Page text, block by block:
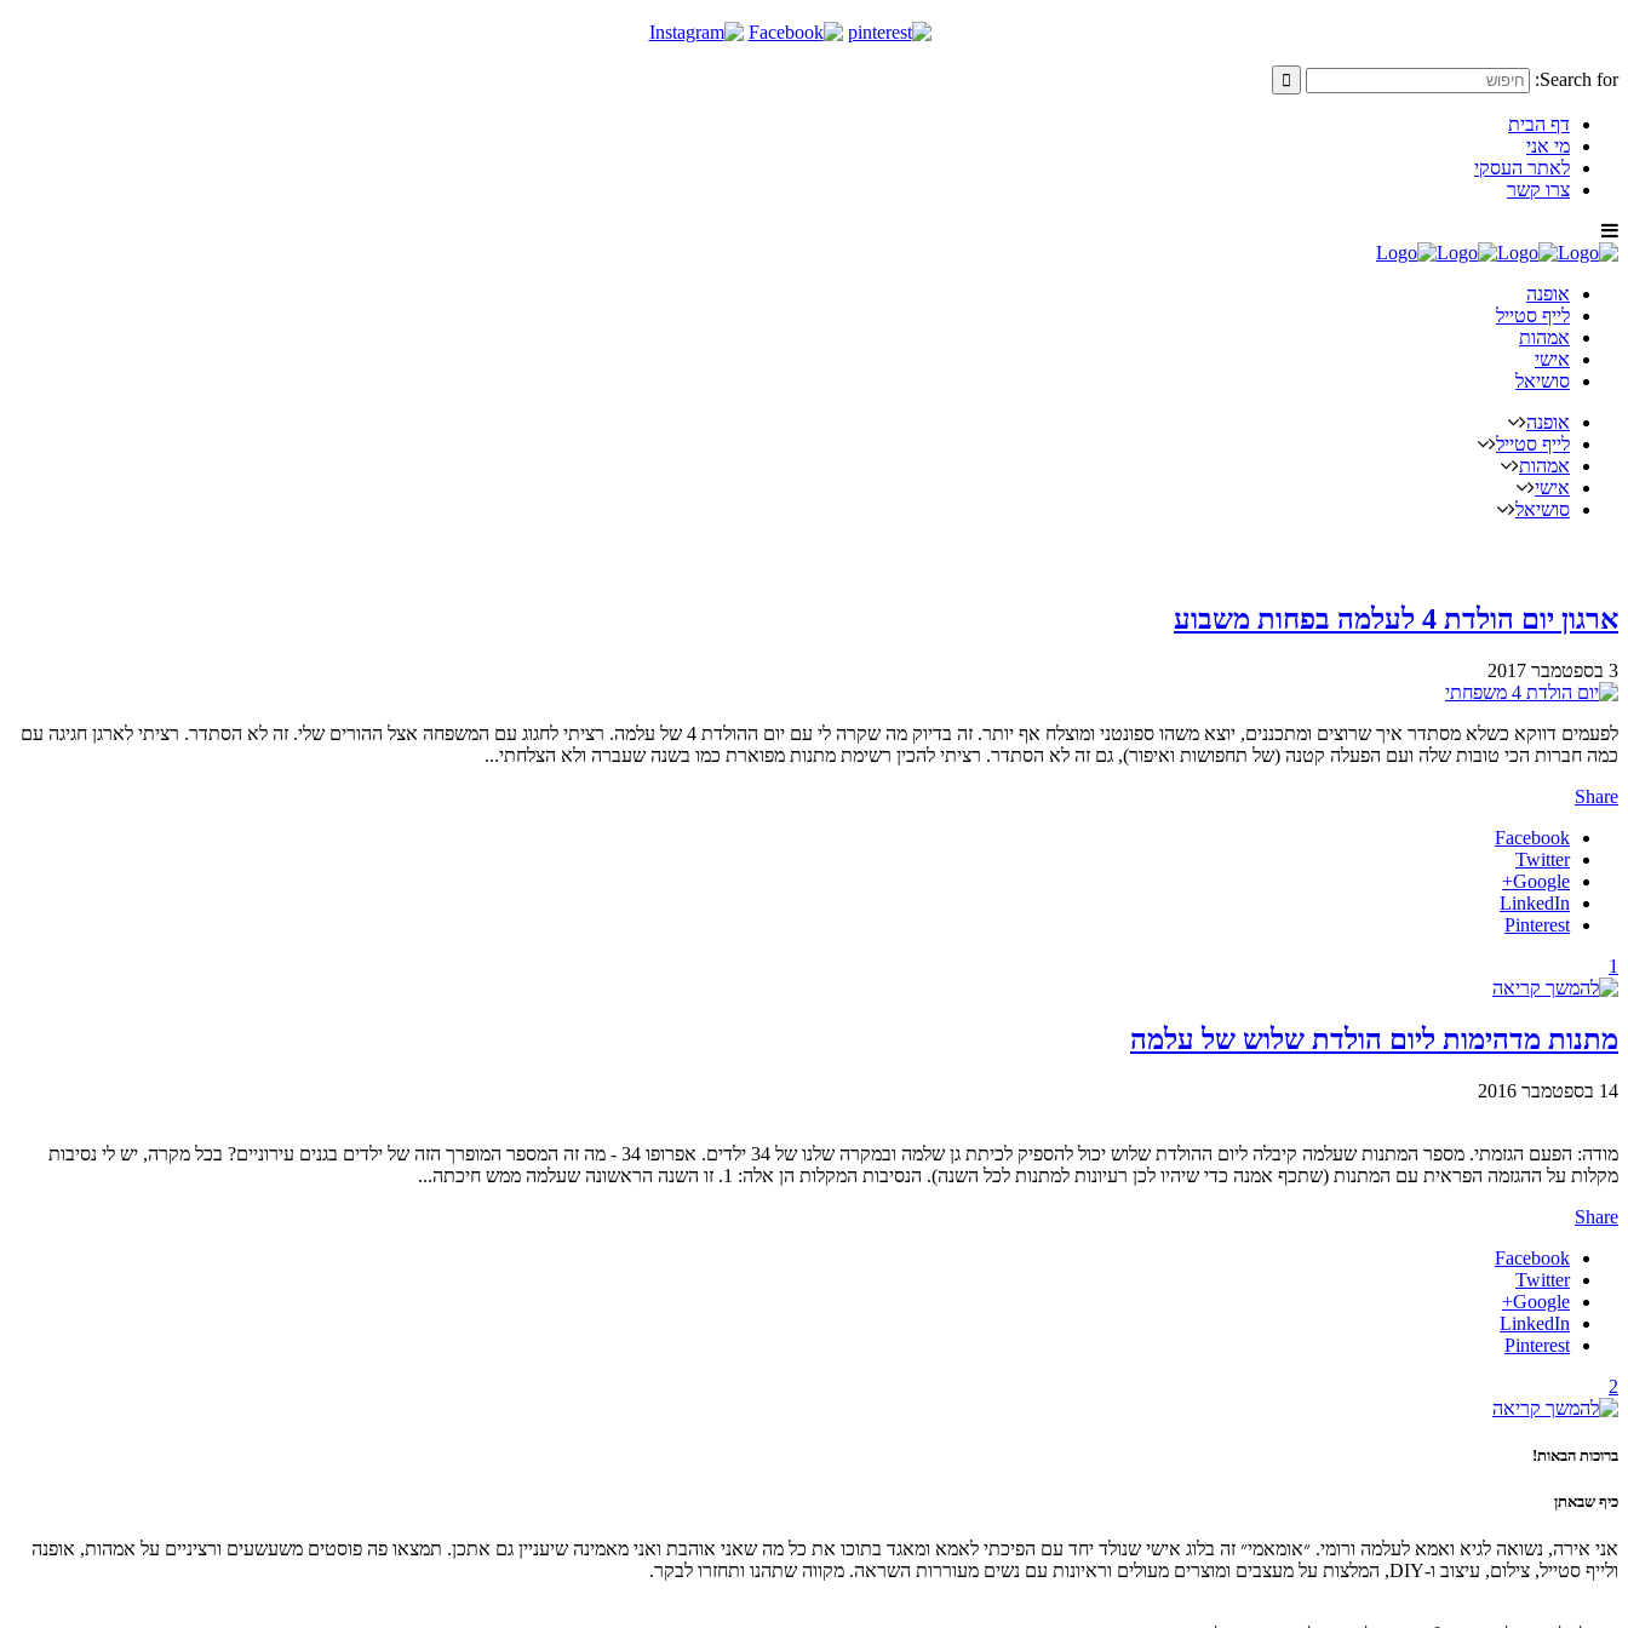
Search for:
דף הבית
מי אני
לאתר העסקי
צרו קשר
אופנה
לייף סטייל
אמהות
אישי
סושיאל
אופנה
לייף סטייל
אמהות
אישי
סושיאל
ארגון יום הולדת 4 לעלמה בפחות משבוע
3 בספטמבר 2017
לפעמים דווקא כשלא מסתדר איך שרוצים ומתכננים, יוצא משהו ספונטני ומוצלח אף יותר. זה בדיוק מה שקרה לי עם יום ההולדת 4 של עלמה. רציתי לחגוג עם המשפחה אצל ההורים שלי. זה לא הסתדר. רציתי לארגן חגיגה עם
כמה חברות הכי טובות שלה ועם הפעלה קטנה (של תחפושות ואיפור), גם זה לא הסתדר. רציתי להכין רשימת מתנות מפוארת כמו בשנה שעברה ולא הצלחתי...
Share
Facebook
Twitter
Google+
LinkedIn
Pinterest
1
מתנות מדהימות ליום הולדת שלוש של עלמה
14 בספטמבר 2016
מודה: הפעם הגזמתי. מספר המתנות שעלמה קיבלה ליום ההולדת שלוש יכול להספיק לכיתת גן שלמה ובמקרה שלנו של 34 ילדים. אפרופו 34 - מה זה המספר המופרך הזה של ילדים בגנים עירוניים? בכל מקרה, יש לי נסיבות
מקלות על ההגזמה הפראית עם המתנות (שתכף אמנה כדי שיהיו לכן רעיונות למתנות לכל השנה). הנסיבות המקלות הן אלה: 1. זו השנה הראשונה שעלמה ממש חיכתה...
Share
Facebook
Twitter
Google+
LinkedIn
Pinterest
2
ברוכות הבאות!
כיף שבאתן
אני אירה, נשואה לגיא ואמא לעלמה ורומי. ״אומאמי״ זה בלוג אישי שנולד יחד עם הפיכתי לאמא ומאגד בתוכו את כל מה שאני אוהבת ואני מאמינה שיעניין גם אתכן. תמצאו פה פוסטים משעשעים ורציניים על אמהות, אופנה
ולייף סטייל, צילום, עיצוב ו-DIY, המלצות על מעצבים ומוצרים מעולים וראיונות עם נשים מעוררות השראה. מקווה שתהנו ותחזרו לבקר.